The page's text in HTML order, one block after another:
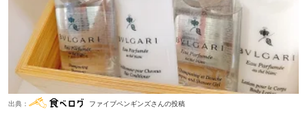
出典： ファイブペンギンズさんの投稿